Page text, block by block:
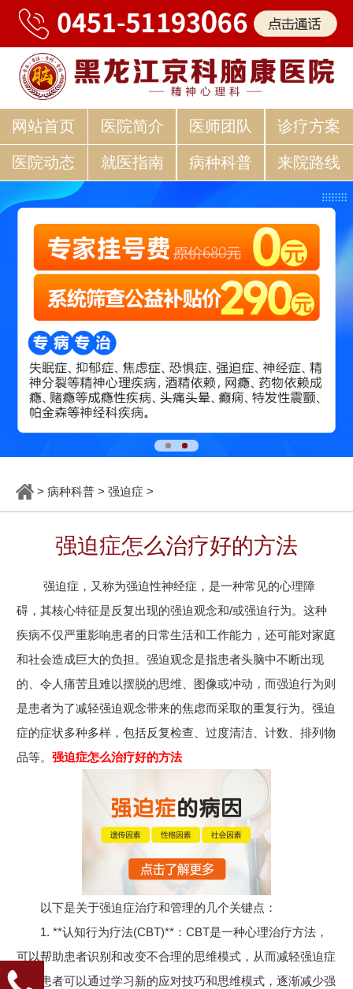
网站首页 医院简介 医师团队 诊疗方案
医院动态 就医指南 病种科普 来院路线
> 病种科普> 强迫症 >
强迫症怎么治疗好的方法
强迫症，又称为强迫性神经症，是一种常见的心理障
碍，其核心特征是反复出现的强迫观念和/或强迫行为。这种
疾病不仅严重影响患者的日常生活和工作能力，还可能对家庭
和社会造成巨大的负担。强迫观念是指患者头脑中不断出现
的、令人痛苦且难以摆脱的思维、图像或冲动，而强迫行为则
是患者为了减轻强迫观念带来的焦虑而采取的重复行为。强迫
症的症状多种多样，包括反复检查、过度清洁、计数、排列物
品等。 强迫症怎么治疗好的方法
以下是关于强迫症治疗和管理的几个关键点：
1. **认知行为疗法(CBT)**：CBT是一种心理治疗方法，
可以帮助患者识别和改变不合理的思维模式，从而减轻强迫症
状。患者可以通过学习新的应对技巧和思维模式，逐渐减少强